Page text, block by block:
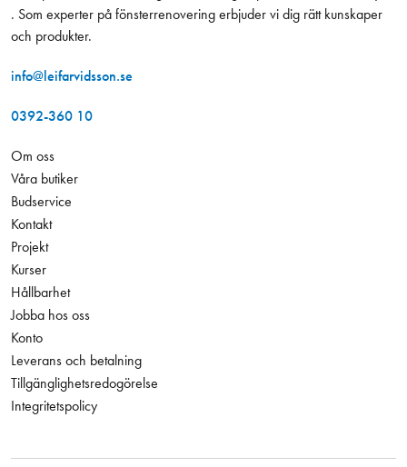
. Som experter på fönsterrenovering erbjuder vi dig rätt kunskaper
och produkter.
info@leifarvidsson.se
0392-360 10
Om oss
Våra butiker
Budservice
Kontakt
Projekt
Kurser
Hållbarhet
Jobba hos oss
Konto
Leverans och betalning
Tillgänglighetsredogörelse
Integritetspolicy